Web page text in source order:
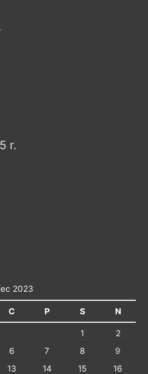
r.
2023
C P S N
1
2
6 7 8
9
13 14 15
16